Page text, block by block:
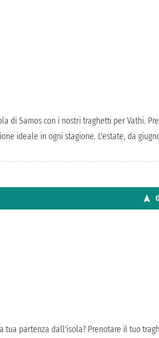
di Samos con i nostri traghetti per Vathi.
ideale in ogni stagione. L'estate, da
tua partenza dall'isola? Prenotare il tuo